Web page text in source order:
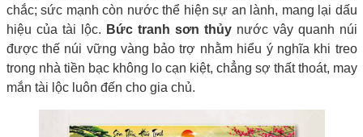
chắc; sức mạnh còn nước thể hiện sự an lành, mang lại dấu
hiệu của tài lộc. Bức tranh sơn thủynước vây quanh núi
được thế núi vững vàng bảo trợ nhằm hiểu ý nghĩa khi treo
trong nhà tiền bạc không lo cạn kiệt, chẳng sợ thất thoát, may
mắn tài lộc luôn đến cho gia chủ.